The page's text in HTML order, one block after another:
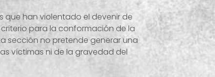
han violentado el devenir de
para la conformación de la
sección no pretende generar una
víctimas ni de la gravedad del